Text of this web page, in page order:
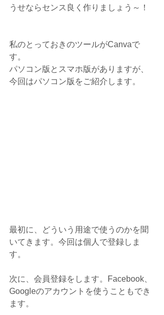
うせならセンス良く作りましょう～！
私のとっておきのツールがCanvaで
す。
パソコン版とスマホ版がありますが、
今回はパソコン版をご紹介します。
最初に、どういう用途で使うのかを聞
いてきます。今回は個人で登録しま
す。
次に、会員登録をします。Facebook、
Googleのアカウントを使うこともでき
ます。